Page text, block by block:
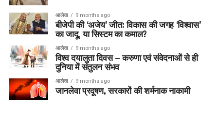
आलेख 9 months ago
बीजेपी की ‘अजेय’ जीत: विकास की जगह ‘विश्वास’
का जादू, या सिस्टम का कमाल?
आलेख 9 months ago
विश्व दयालुता दिवस – करुणा एवं संवेदनाओं से ही
दुनिया में संतुलन संभव
आलेख 9 months ago
जानलेवा प्रदूषण, सरकारों की शर्मनाक नाकामी